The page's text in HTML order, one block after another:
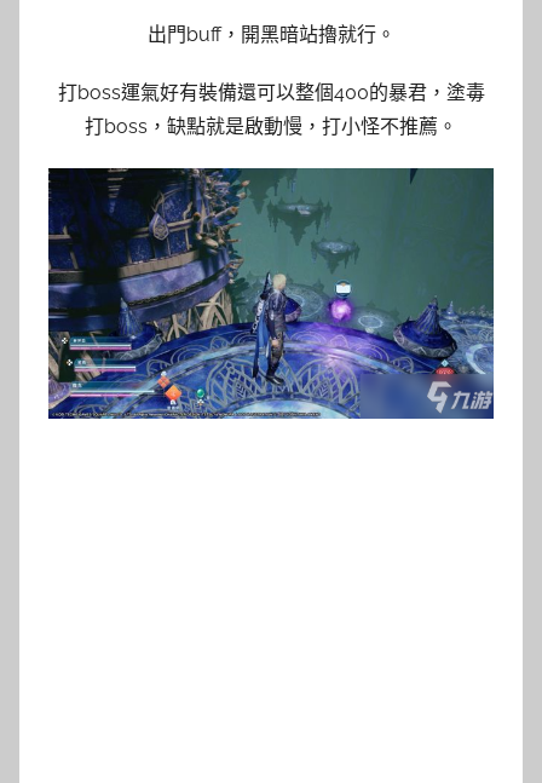
出門buff，開黑暗站擼就行。
打boss運氣好有裝備還可以整個400的暴君，塗毒
打boss，缺點就是啟動慢，打小怪不推薦。